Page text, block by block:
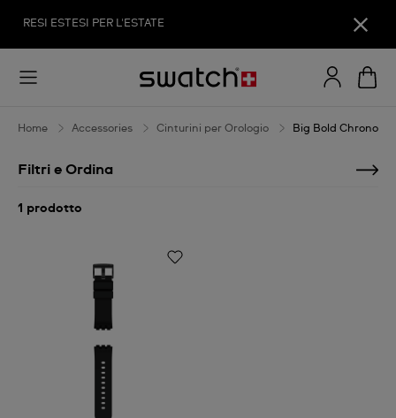
RESI ESTESI PER L'ESTATE
Big
Bold
Chrono
Home Accessories Cinturini per Orologio Big Bold Chrono
Filtri e Ordina
1 prodotto